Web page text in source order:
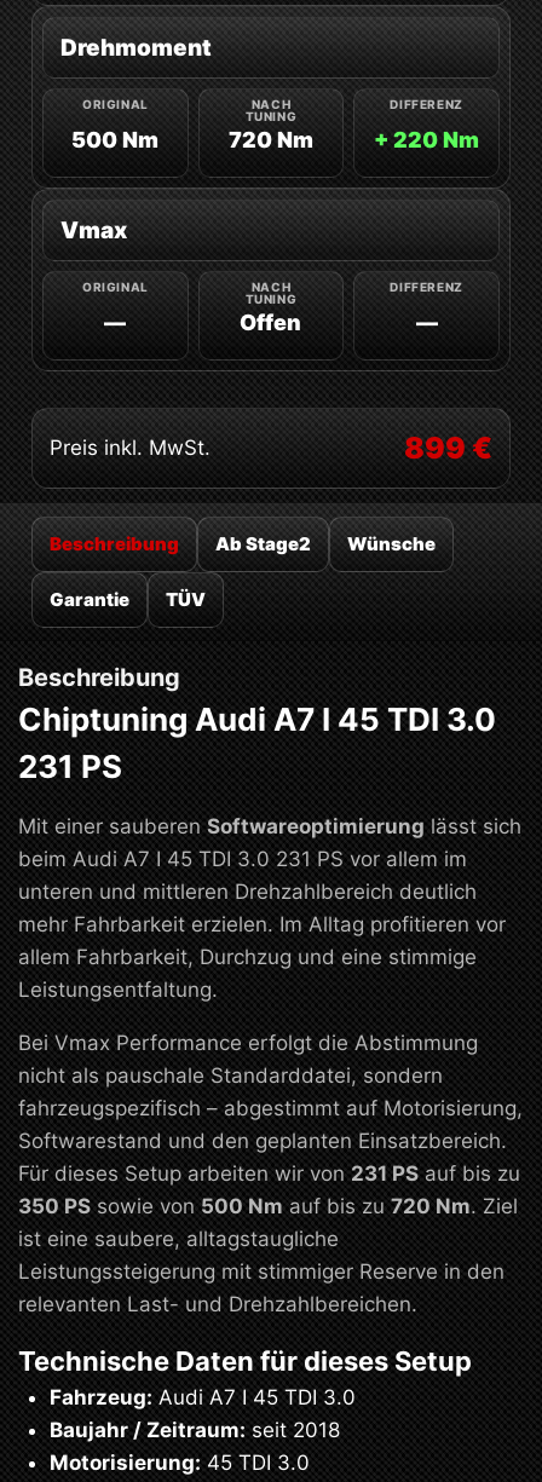
Drehmoment
500 Nm 720 Nm + 220 Nm
Vmax
— Offen —
Preis inkl. MwSt. 899 €
Beschreibung Ab Stage2 Wünsche
Garantie TÜV
Beschreibung
Chiptuning Audi A7 I 45 TDI 3.0
231 PS
Mit einer sauberen Softwareoptimierung lässt sich
beim Audi A7 I 45 TDI 3.0 231 PS vor allem im
unteren und mittleren Drehzahlbereich deutlich
mehr Fahrbarkeit erzielen. Im Alltag profitieren vor
allem Fahrbarkeit, Durchzug und eine stimmige
Leistungsentfaltung.
Bei Vmax Performance erfolgt die Abstimmung
nicht als pauschale Standarddatei, sondern
fahrzeugspezifisch – abgestimmt auf Motorisierung,
Softwarestand und den geplanten Einsatzbereich.
Für dieses Setup arbeiten wir von 231 PS auf bis zu
350 PS sowie von 500 Nm auf bis zu 720 Nm. Ziel
ist eine saubere, alltagstaugliche
Leistungssteigerung mit stimmiger Reserve in den
relevanten Last- und Drehzahlbereichen.
Technische Daten für dieses Setup
Fahrzeug: Audi A7 I 45 TDI 3.0
Baujahr / Zeitraum: seit 2018
Motorisierung: 45 TDI 3.0